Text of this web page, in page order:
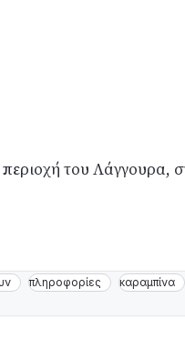
του Λάγγουρα,
πληροφορίες καραμπίνα